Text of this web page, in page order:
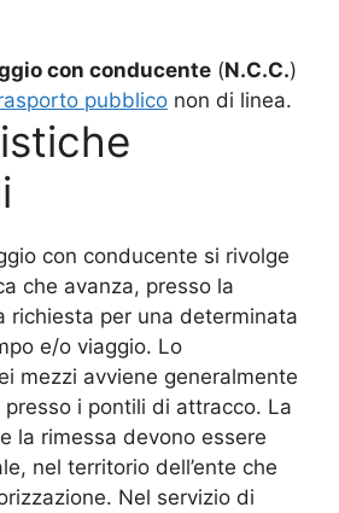
con conducente (N.C.C.)
pubblico non di linea.
con conducente si rivolge
che avanza, presso la
richiesta per una determinata
e/o viaggio. Lo
mezzi avviene generalmente
presso i pontili di attracco. La
la rimessa devono essere
nel territorio dell’ente che
Nel servizio di